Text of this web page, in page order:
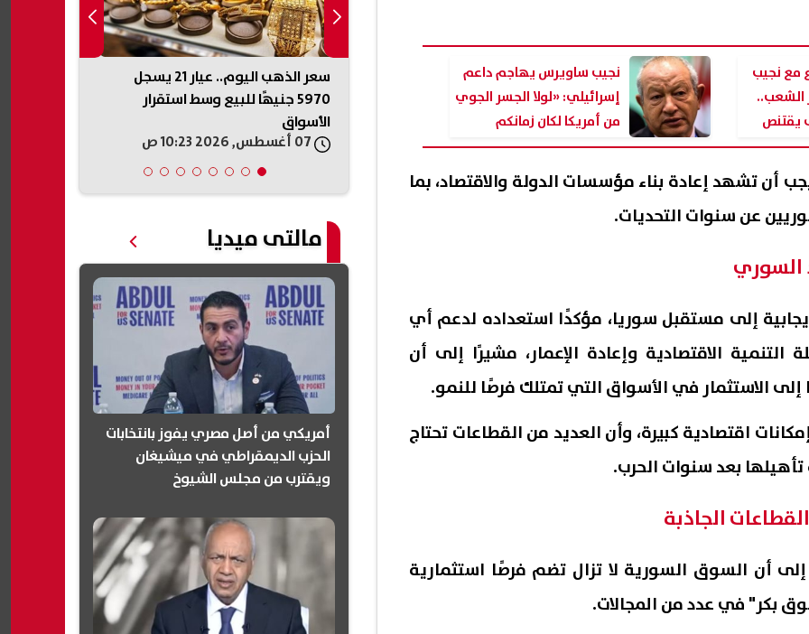
مع نجيب
يقتنص
نجيب ساويرس يهاجم داعم
إسرائيلي: «لولا الجسر الجوي
من أمريكا لكان زمانكم
انتهى»
أن تشهد إعادة بناء مؤسسات الدولة والاقتصاد، بما
عن سنوات التحديات.
السوري
إلى مستقبل سوريا، مؤكدًا استعداده لدعم أي
الاقتصادية وإعادة الإعمار، مشيرًا إلى أن
الاستثمار في الأسواق التي تمتلك فرصًا للنمو.
اقتصادية كبيرة، وأن العديد من القطاعات تحتاج
بعد سنوات الحرب.
الجاذبة
أن السوق السورية لا تزال تضم فرصًا استثمارية
بكر" في عدد من المجالات.
حصيلة ضحايا تفجير جرمانا بريف
قتيلين و14 مصابًا
تفاعل واسع مع استغاثة أب يبحث عن
أسرة لرعاية ابنته ومساعدتها على
استكمال تعليمها
07 أغسطس, 2026 02:57 ص
سعر الذهب اليوم.. عيار 21 يسجل
5970 جنيهًا للبيع وسط استقرار
الأسواق
مالتى ميديا
أمريكي من أصل مصري يفوز بانتخابات
الحزب الديمقراطي في ميشيغان
ويقترب من مجلس الشيوخ